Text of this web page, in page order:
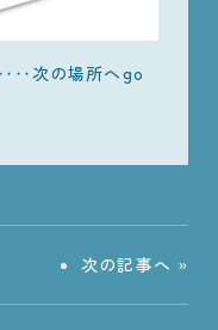
次の場所へgo
次の記事へ »